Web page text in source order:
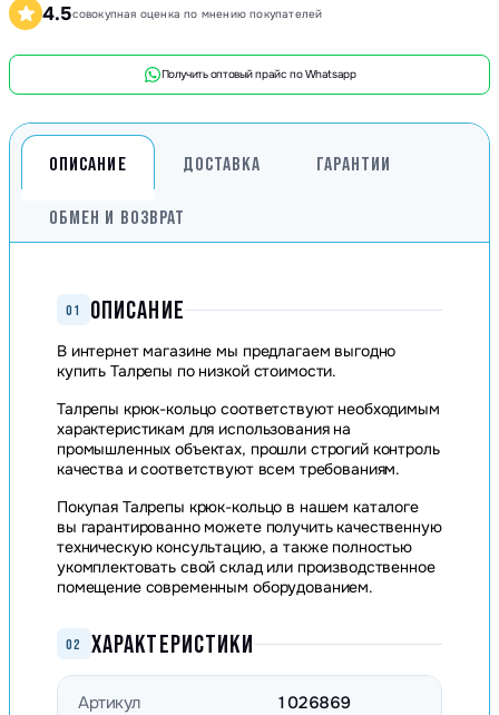
4.5совокупная оценка по мнению покупателей
Получить оптовый прайс по Whatsapp
ОПИСАНИЕ ДОСТАВКА ГАРАНТИИ
ОБМЕН И ВОЗВРАТ
01 ОПИСАНИЕ
В интернет магазине мы предлагаем выгодно
купить Талрепы по низкой стоимости.
Талрепы крюк-кольцо соответствуют необходимым
характеристикам для использования на
промышленных объектах, прошли строгий контроль
качества и соответствуют всем требованиям.
Покупая Талрепы крюк-кольцо в нашем каталоге
вы гарантированно можете получить качественную
техническую консультацию, а также полностью
укомплектовать свой склад или производственное
помещение современным оборудованием.
02 ХАРАКТЕРИСТИКИ
Артикул 1026869